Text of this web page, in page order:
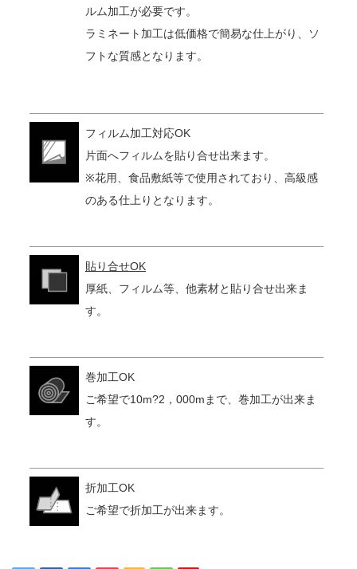
ルム加工が必要です。
ラミネート加工は低価格で簡易な仕上がり、ソ
フトな質感となります。
フィルム加工対応OK
片面へフィルムを貼り合せ出来ます。
※花用、食品敷紙等で使用されており、高級感
のある仕上りとなります。
貼り合せOK
厚紙、フィルム等、他素材と貼り合せ出来ま
す。
巻加工OK
ご希望で10m?2，000mまで、巻加工が出来ま
す。
折加工OK
ご希望で折加工が出来ます。